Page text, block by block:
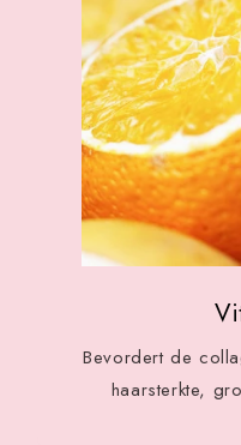
Bevordert de
haarsterkte,